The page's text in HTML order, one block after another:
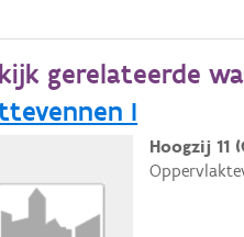
gerelateerde
I
Hoogzij 11